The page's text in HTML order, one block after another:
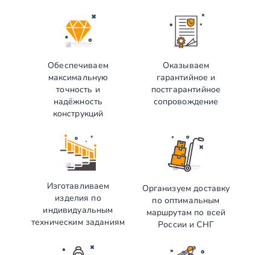
Обеспечиваем
максимальную
точность и
надёжность
конструкций
Оказываем
гарантийное и
постгарантийное
сопровождение
Изготавливаем
изделия по
индивидуальным
техническим заданиям
Организуем доставку
по оптимальным
маршрутам по всей
России и СНГ